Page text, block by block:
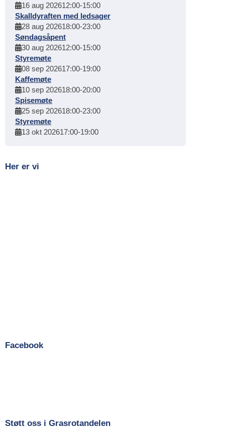
16 aug 202612:00-15:00
Skalldyraften med ledsager
28 aug 202618:00-23:00
Søndagsåpent
30 aug 202612:00-15:00
Styremøte
08 sep 202617:00-19:00
Kaffemøte
10 sep 202618:00-20:00
Spisemøte
25 sep 202618:00-23:00
Styremøte
13 okt 202617:00-19:00
Her er vi
Facebook
Støtt oss i Grasrotandelen